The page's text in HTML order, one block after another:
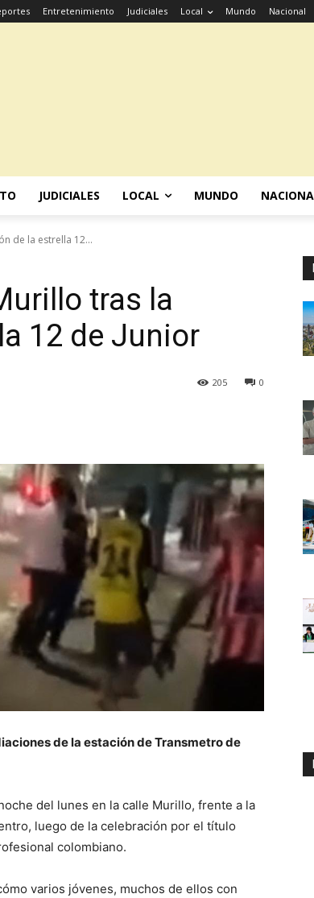
Entretenimiento Judiciales Local Mundo Nacional
JUDICIALES LOCAL MUNDO
de la estrella 12...
tras la
12 de Junior
0
205
de la estación de Transmetro de
del lunes en la calle Murillo, frente a la
luego de la celebración por el título
colombiano.
varios jóvenes, muchos de ellos con